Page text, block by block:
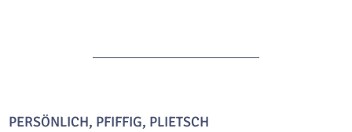
PERSÖNLICH, PFIFFIG, PLIETSCH